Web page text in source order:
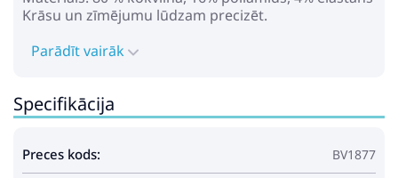
Krāsu un zīmējumu lūdzam precizēt.
Parādīt vairāk
Specifikācija
Preces kods: BV1877